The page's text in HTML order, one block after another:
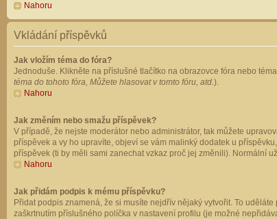
Nahoru
Vkládání příspěvků
Jak vložím téma do fóra?
Jednoduše. Klikněte na příslušné tlačítko na obrazovce fóra nebo
téma do tohoto fóra, Můžete hlasovat v tomto fóru, atd.).
Nahoru
Jak změním nebo smažu příspěvek?
V případě, že nejste moderátor nebo administrátor, tak můžete
příspěvek a vy ho upravíte, objeví se vám malinký dodatek u
příspěvek (ti by měli sami zanechat vzkaz proč jej změnili). Normální
Nahoru
Jak přidám podpis k mému příspěvku?
Přidat podpis znamená, že si musíte nejdřív nějaký vytvořit. To uděláte
zaškrtnutím příslušného políčka v nastavení profilu (je možné